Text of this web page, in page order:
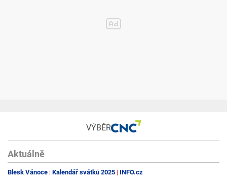
VÝBĚR
Aktuálně
Blesk Vánoce Kalendář svátků 2025 INFO.cz